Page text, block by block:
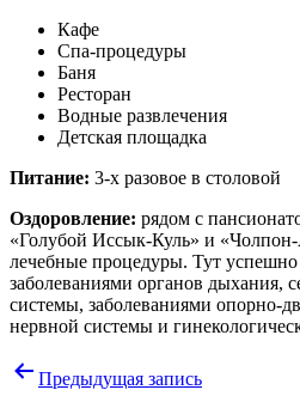
Кафе
Спа-процедуры
Баня
Ресторан
Водные развлечения
Детская площадка
Питание: 3-х разовое в столовой
Оздоровление: рядом с
«Голубой Иссык-Куль» и
лечебные процедуры. Тут успешно
заболеваниями органов дыхания,
системы, заболеваниями опорно-
нервной системы и
Навигация
Предыдущая запись